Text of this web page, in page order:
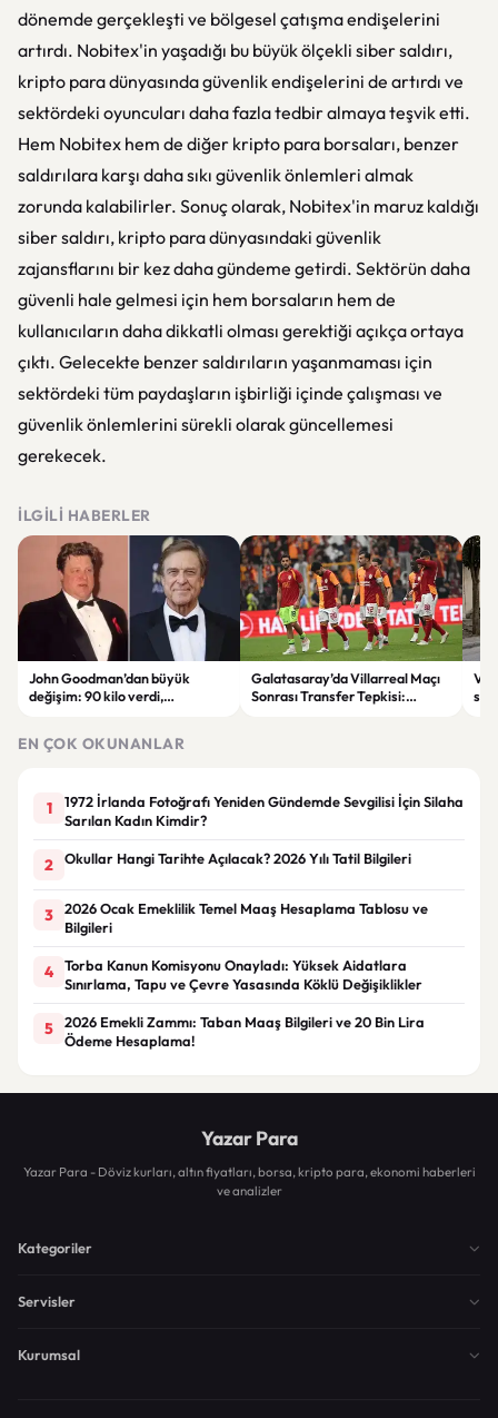
dönemde gerçekleşti ve bölgesel çatışma endişelerini
artırdı. Nobitex'in yaşadığı bu büyük ölçekli siber saldırı,
kripto para dünyasında güvenlik endişelerini de artırdı ve
sektördeki oyuncuları daha fazla tedbir almaya teşvik etti.
Hem Nobitex hem de diğer kripto para borsaları, benzer
saldırılara karşı daha sıkı güvenlik önlemleri almak
zorunda kalabilirler. Sonuç olarak, Nobitex'in maruz kaldığı
siber saldırı, kripto para dünyasındaki güvenlik
zajansflarını bir kez daha gündeme getirdi. Sektörün daha
güvenli hale gelmesi için hem borsaların hem de
kullanıcıların daha dikkatli olması gerektiği açıkça ortaya
çıktı. Gelecekte benzer saldırıların yaşanmaması için
sektördeki tüm paydaşların işbirliği içinde çalışması ve
güvenlik önlemlerini sürekli olarak güncellemesi
gerekecek.
İLGILI HABERLER
John Goodman’dan büyük
değişim: 90 kilo verdi,
Galatasaray’da Villarreal Maçı
Sonrası Transfer Tepkisi:
EN ÇOK OKUNANLAR
1
1972 İrlanda Fotoğrafı Yeniden Gündemde Sevgilisi İçin Silaha
Sarılan Kadın Kimdir?
2 Okullar Hangi Tarihte Açılacak? 2026 Yılı Tatil Bilgileri
3
2026 Ocak Emeklilik Temel Maaş Hesaplama Tablosu ve
Bilgileri
4
Torba Kanun Komisyonu Onayladı: Yüksek Aidatlara
Sınırlama, Tapu ve Çevre Yasasında Köklü Değişiklikler
5
2026 Emekli Zammı: Taban Maaş Bilgileri ve 20 Bin Lira
Ödeme Hesaplama!
Yazar Para
Yazar Para - Döviz kurları, altın fiyatları, borsa, kripto para, ekonomi haberleri
ve analizler
Kategoriler
Servisler
Kurumsal